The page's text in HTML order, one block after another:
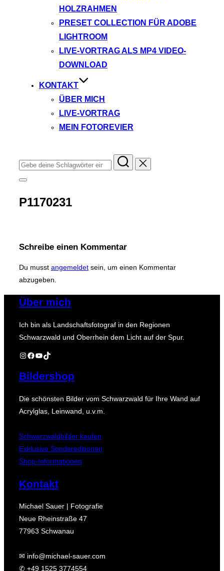
HOLZRAHMEN
PRESET COLLECTION FÜR ADOBE
LIGHTROOM
LIVE-VORTRAG ALS MP4 VIDEO-
DOWNLOAD
KONTAKT
ÜBER MICH
LIVE-VORTRAG
MEIN FOTOREVIER
Suchen
nach:
Seitenleiste
Navigation
umschalten
P1170231
Schreibe einen Kommentar
Du musst angemeldet sein, um einen Kommentar
abzugeben.
Über mich
Ich bin als Landschaftsfotograf in den Regionen
Schwarzwald und Oberrhein dem Licht auf der Spur.
Instagram
Facebook
YouTube
TikTok
Bildershop
Die schönsten Bilder vom Schwarzwald für Ihre Wand auf
Acrylglas, Leinwand, u.v.m.
Schwarzwaldbilder kaufen
Exklusive Sondereditionen
Shop-Informationen
Kontakt
Michael Sauer | Fotografie
Neue Rheinstraße 47
77963 Schwanau
✉ info@michael-sauer.com
✆ +49 1525 3774554